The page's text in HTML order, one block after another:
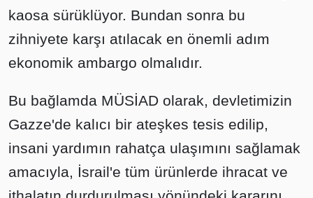
kaosa sürüklüyor. Bundan sonra bu
zihniyete karşı atılacak en önemli adım
ekonomik ambargo olmalıdır.
Bu bağlamda MÜSİAD olarak, devletimizin
Gazze'de kalıcı bir ateşkes tesis edilip,
insani yardımın rahatça ulaşımını sağlamak
amacıyla, İsrail'e tüm ürünlerde ihracat ve